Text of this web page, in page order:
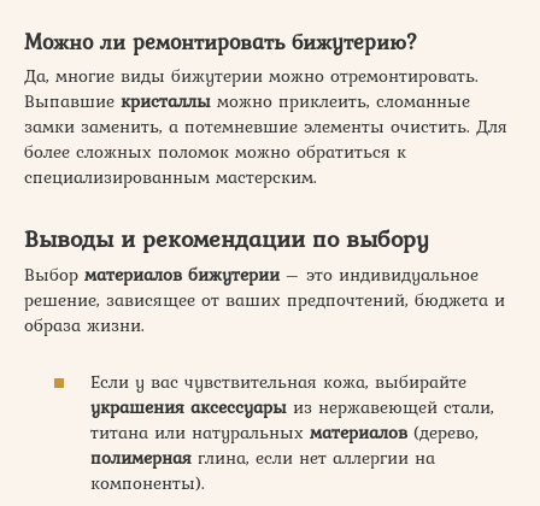
Можно ли ремонтировать бижутерию?
Да, многие виды бижутерии можно отремонтировать.
Выпавшие кристаллы можно приклеить, сломанные
замки заменить, а потемневшие элементы очистить. Для
более сложных поломок можно обратиться к
специализированным мастерским.
Выводы и рекомендации по выбору
Выбор материалов бижутерии– это индивидуальное
решение, зависящее от ваших предпочтений, бюджета и
образа жизни.
Если у вас чувствительная кожа, выбирайте
украшения аксессуары из нержавеющей стали,
титана или натуральных материалов (дерево,
полимерная глина, если нет аллергии на
компоненты).